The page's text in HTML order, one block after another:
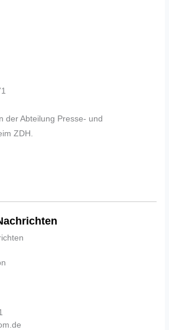
der Abteilung Presse- und
ZDH.